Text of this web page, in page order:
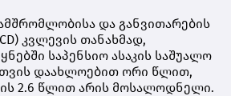
და განვითარების
კვლევის თანახმად,
საპენსიო ასაკის საშუალო
დაახლოებით ორი წლით,
2.6 წლით არის მოსალოდნელი.